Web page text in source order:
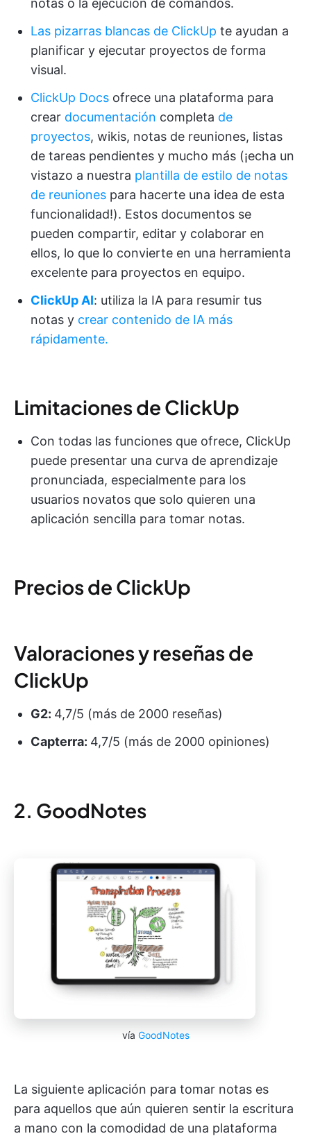
Las pizarras blancas de ClickUp te ayudan a
planificar y ejecutar proyectos de forma
visual.
ClickUp Docs ofrece una plataforma para
crear documentación completa de
proyectos, wikis, notas de reuniones, listas
de tareas pendientes y mucho más (¡echa un
vistazo a nuestra plantilla de estilo de notas
de reuniones para hacerte una idea de esta
funcionalidad!). Estos documentos se
pueden compartir, editar y colaborar en
ellos, lo que lo convierte en una herramienta
excelente para proyectos en equipo.
ClickUp AI: utiliza la IA para resumir tus
notas y crear contenido de IA más
rápidamente.
Limitaciones de ClickUp
Con todas las funciones que ofrece, ClickUp
puede presentar una curva de aprendizaje
pronunciada, especialmente para los
usuarios novatos que solo quieren una
aplicación sencilla para tomar notas.
Precios de ClickUp
Valoraciones y reseñas de
ClickUp
G2: 4,7/5 (más de 2000 reseñas)
Capterra: 4,7/5 (más de 2000 opiniones)
2. GoodNotes
vía GoodNotes
La siguiente aplicación para tomar notas es
para aquellos que aún quieren sentir la escritura
a mano con la comodidad de una plataforma